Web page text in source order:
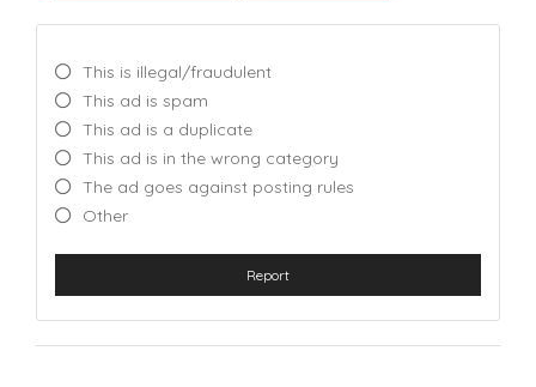
This is illegal/fraudulent
This ad is spam
This ad is a duplicate
This ad is in the wrong category
The ad goes against posting rules
Other
Report